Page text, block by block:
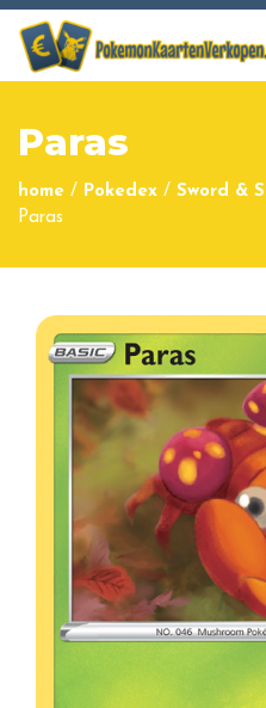
Paras
home / Pokedex / Sword &
Paras